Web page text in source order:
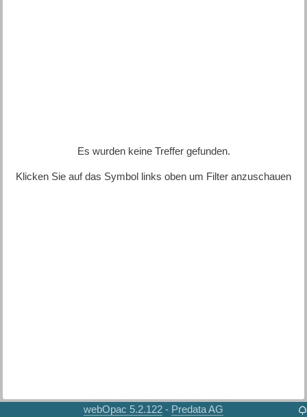
Es wurden keine Treffer gefunden.
Klicken Sie auf das Symbol links oben um Filter anzuschauen
webOpac 5.2.122 - Predata AG